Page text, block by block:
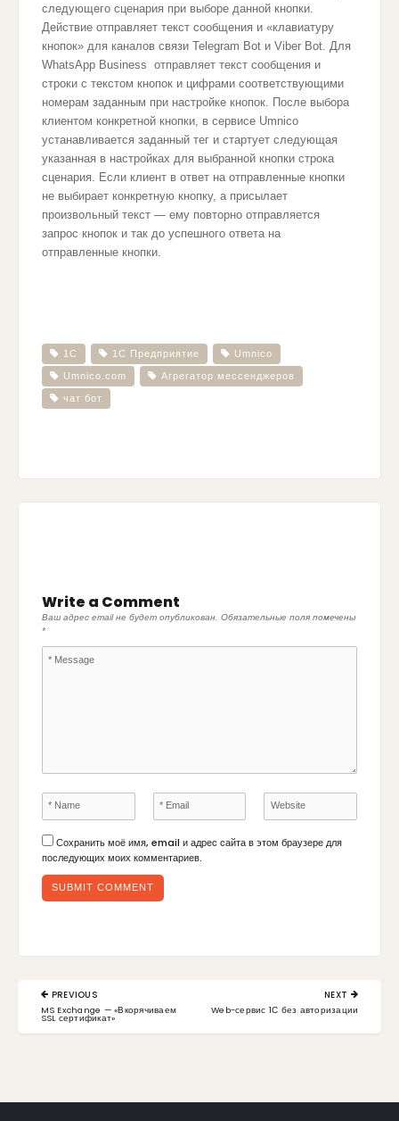
следующего сценария при выборе данной кнопки.
Действие отправляет текст сообщения и «клавиатуру
кнопок» для каналов связи Telegram Bot и Viber Bot. Для
WhatsApp Business отправляет текст сообщения и
строки с текстом кнопок и цифрами соответствующими
номерам заданным при настройке кнопок. После выбора
клиентом конкретной кнопки, в сервисе Umnico
устанавливается заданный тег и стартует следующая
указанная в настройках для выбранной кнопки строка
сценария. Если клиент в ответ на отправленные кнопки
не выбирает конкретную кнопку, а присылает
произвольный текст — ему повторно отправляется
запрос кнопок и так до успешного ответа на
отправленные кнопки.
1С 1С Предприятие Umnico
Umnico.com Агрегатор мессенджеров
чат бот
Write a Comment
Ваш адрес email не будет опубликован. Обязательные поля помечены
*
Сохранить моё имя, email и адрес сайта в этом браузере для
последующих моих комментариев.
PREVIOUS
MS Exchange — «Вкорячиваем
SSL сертификат»
NEXT
Web-сервис 1С без авторизации